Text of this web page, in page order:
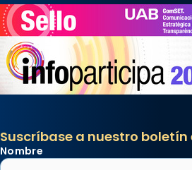
Suscríbase a nuestro
Nombre